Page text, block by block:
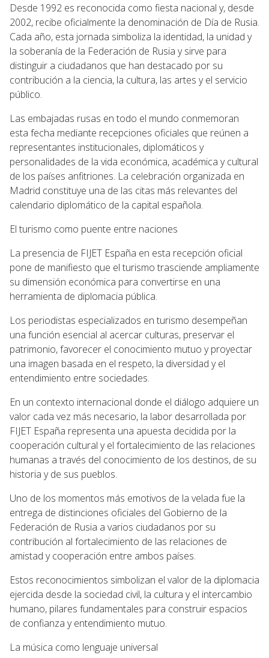
Desde 1992 es reconocida como fiesta nacional y, desde
2002, recibe oficialmente la denominación de Día de Rusia.
Cada año, esta jornada simboliza la identidad, la unidad y
la soberanía de la Federación de Rusia y sirve para
distinguir a ciudadanos que han destacado por su
contribución a la ciencia, la cultura, las artes y el servicio
público.
Las embajadas rusas en todo el mundo conmemoran
esta fecha mediante recepciones oficiales que reúnen a
representantes institucionales, diplomáticos y
personalidades de la vida económica, académica y cultural
de los países anfitriones. La celebración organizada en
Madrid constituye una de las citas más relevantes del
calendario diplomático de la capital española.
El turismo como puente entre naciones
La presencia de FIJET España en esta recepción oficial
pone de manifiesto que el turismo trasciende ampliamente
su dimensión económica para convertirse en una
herramienta de diplomacia pública.
Los periodistas especializados en turismo desempeñan
una función esencial al acercar culturas, preservar el
patrimonio, favorecer el conocimiento mutuo y proyectar
una imagen basada en el respeto, la diversidad y el
entendimiento entre sociedades.
En un contexto internacional donde el diálogo adquiere un
valor cada vez más necesario, la labor desarrollada por
FIJET España representa una apuesta decidida por la
cooperación cultural y el fortalecimiento de las relaciones
humanas a través del conocimiento de los destinos, de su
historia y de sus pueblos.
Uno de los momentos más emotivos de la velada fue la
entrega de distinciones oficiales del Gobierno de la
Federación de Rusia a varios ciudadanos por su
contribución al fortalecimiento de las relaciones de
amistad y cooperación entre ambos países.
Estos reconocimientos simbolizan el valor de la diplomacia
ejercida desde la sociedad civil, la cultura y el intercambio
humano, pilares fundamentales para construir espacios
de confianza y entendimiento mutuo.
La música como lenguaje universal